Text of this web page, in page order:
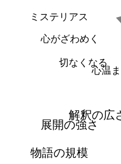
心温
切なくなる
心がざわめく
ミステリアス
物語の規模
展開の強さ
解釈の広